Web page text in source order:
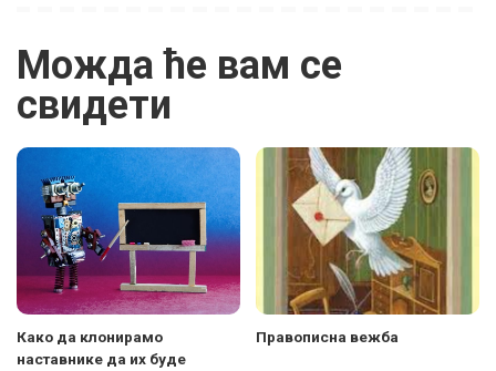
Можда ће вам се
свидети
Како да клонирамо
наставнике да их буде
Правописна вежба